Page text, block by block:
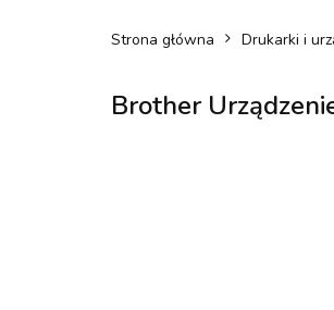
Strona główna Drukarki i
Brother